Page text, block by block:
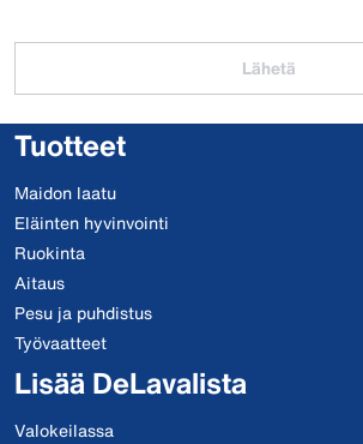
Lähetä
Tuotteet
Maidon laatu
Eläinten hyvinvointi
Ruokinta
Aitaus
Pesu ja puhdistus
Työvaatteet
Lisää DeLavalista
Valokeilassa